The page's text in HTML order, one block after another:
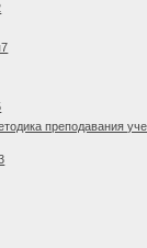
преподавания